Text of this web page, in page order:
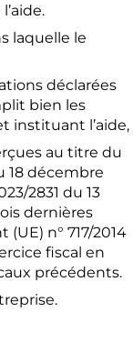
laquelle le
déclarées
bien les
instituant l’aide,
au titre du
18 décembre
2831 du 13
dernières
n° 717/2014
fiscal en
précédents.